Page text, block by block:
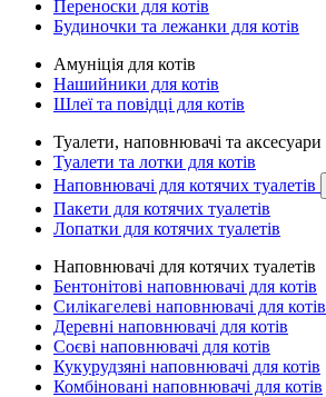
Переноски для котів
Будиночки та лежанки для котів
Амуніція для котів
Нашийники для котів
Шлеї та повідці для котів
Туалети, наповнювачі та аксесуари
Туалети та лотки для котів
Наповнювачі для котячих туалетів
Пакети для котячих туалетів
Лопатки для котячих туалетів
Наповнювачі для котячих туалетів
Бентонітові наповнювачі для котів
Силікагелеві наповнювачі для котів
Деревні наповнювачі для котів
Соєві наповнювачі для котів
Кукурудзяні наповнювачі для котів
Комбіновані наповнювачі для котів